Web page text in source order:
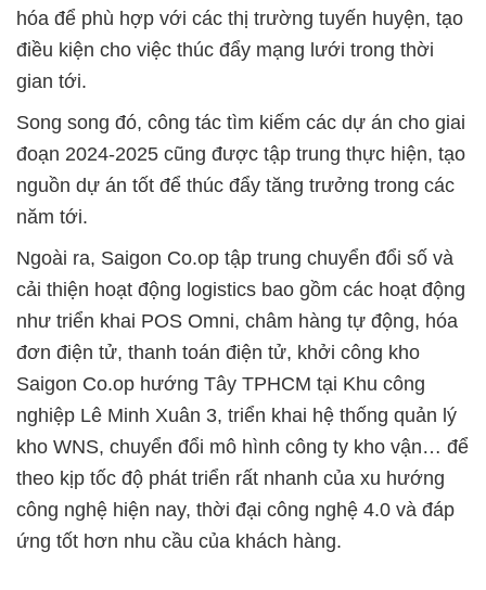
hóa để phù hợp với các thị trường tuyến huyện, tạo
điều kiện cho việc thúc đẩy mạng lưới trong thời
gian tới.
Song song đó, công tác tìm kiếm các dự án cho giai
đoạn 2024-2025 cũng được tập trung thực hiện, tạo
nguồn dự án tốt để thúc đẩy tăng trưởng trong các
năm tới.
Ngoài ra, Saigon Co.op tập trung chuyển đổi số và
cải thiện hoạt động logistics bao gồm các hoạt động
như triển khai POS Omni, châm hàng tự động, hóa
đơn điện tử, thanh toán điện tử, khởi công kho
Saigon Co.op hướng Tây TPHCM tại Khu công
nghiệp Lê Minh Xuân 3, triển khai hệ thống quản lý
kho WNS, chuyển đổi mô hình công ty kho vận… để
theo kịp tốc độ phát triển rất nhanh của xu hướng
công nghệ hiện nay, thời đại công nghệ 4.0 và đáp
ứng tốt hơn nhu cầu của khách hàng.